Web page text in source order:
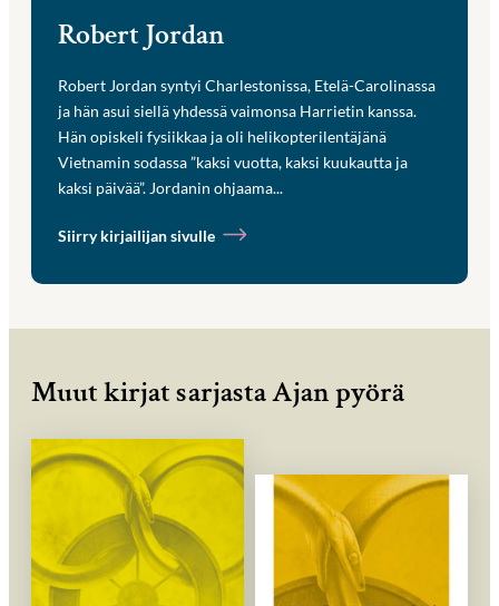
Robert Jordan
Robert Jordan syntyi Charlestonissa, Etelä-Carolinassa
ja hän asui siellä yhdessä vaimonsa Harrietin kanssa.
Hän opiskeli fysiikkaa ja oli helikopterilentäjänä
Vietnamin sodassa ”kaksi vuotta, kaksi kuukautta ja
kaksi päivää”. Jordanin ohjaama...
Siirry kirjailijan sivulle
Muut kirjat sarjasta Ajan pyörä